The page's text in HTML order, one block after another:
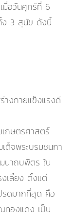
มื่อวันศุกร์ที่ 6
ง 3 สุนัข ดังนี้
งกายแข็งแรงดี
กษตรศาสตร์
ด็จพระบรมชนกา
นาถบพิตร ใน
เลี้ยง ตั้งแต่
ดมากที่สุด คือ
ทองแดง เป็น